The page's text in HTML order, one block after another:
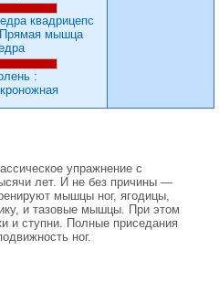
квадрицепс
Прямая мышца
:
упражнение с
лет. И не без причины —
мышцы ног, ягодицы,
и тазовые мышцы. При этом
и ступни. Полные приседания
ног.